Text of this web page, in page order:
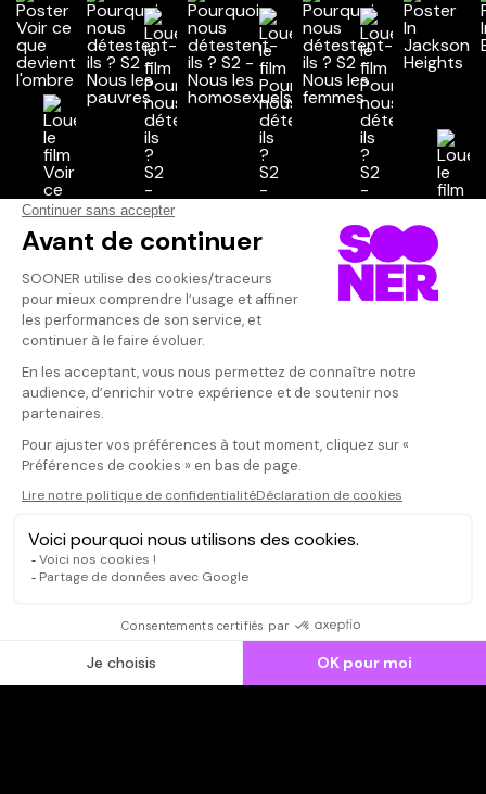
Vos avis
Donnez votre avis
Votre note
Votre commentaire
Il faut vous connecter pour
publier un avis
CONNEXION
Qui sommes-nous ?